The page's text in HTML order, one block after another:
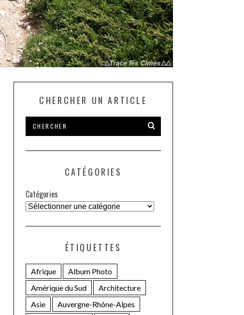
CHERCHER UN ARTICLE
CATÉGORIES
Catégories
ÉTIQUETTES
Afrique
Album Photo
Amérique du Sud
Architecture
Asie
Auvergne-Rhône-Alpes